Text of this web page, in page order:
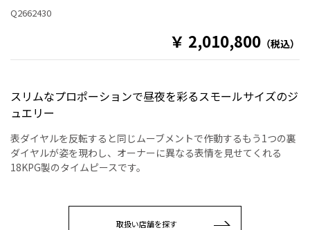
Q2662430
￥ 2,010,800 （税込）
スリムなプロポーションで昼夜を彩るスモールサイズのジ
ュエリー
表ダイヤルを反転すると同じムーブメントで作動するもう1つの裏
ダイヤルが姿を現わし、オーナーに異なる表情を見せてくれる
18KPG製のタイムピースです。
取扱い店舗を探す